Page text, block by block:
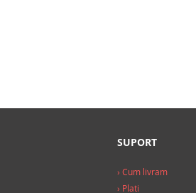
SUPORT
› Cum livram
› Plati